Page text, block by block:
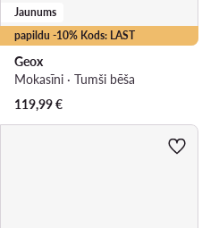
papildu -10% Kods: LAST
Jaunums
Geox
Mokasīni · Tumši bēša
119,99€